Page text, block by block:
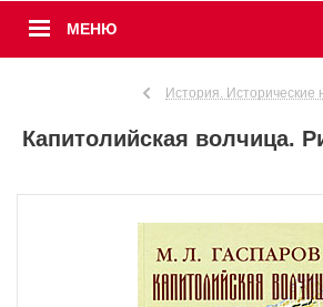
МЕНЮ
История. Исторические
Капитолийская волчица.